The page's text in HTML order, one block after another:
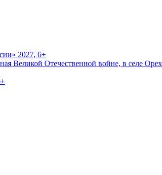
2027, 6+
Великой Отечественной войне, в селе